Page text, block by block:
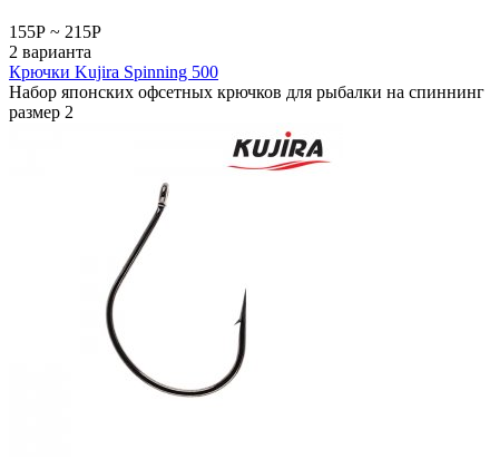
155Р ~ 215Р
2 варианта
Крючки Kujira Spinning 500
Набор японских офсетных крючков для рыбалки на спиннинг
размер 2